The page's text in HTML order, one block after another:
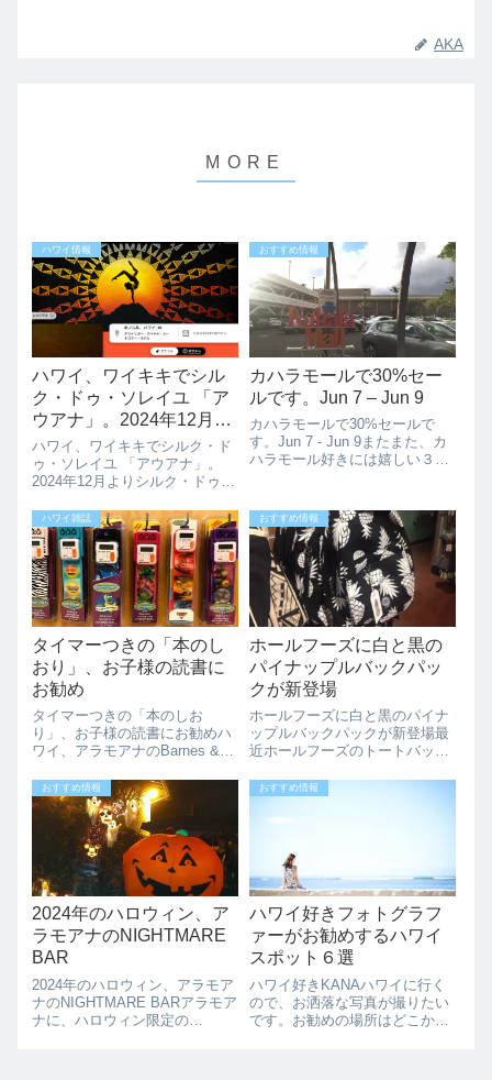
AKA
ハワイ情報
ハワイ、ワイキキでシル
ク・ドゥ・ソレイユ 「ア
ウアナ」。2024年12月よ
り
ハワイ、ワイキキでシルク・ド
ゥ・ソレイユ 「アウアナ」。
2024年12月よりシルク・ドゥ・
シルク・ドゥ・ソレイユの「ア
ウアナ」が、2024年12月より、
アウトリガー・ワイキキ・ビー
チコマー・ホテル内のシアター
に...
おすすめ情報
カハラモールで30%セー
ルです。Jun 7 – Jun 9
カハラモールで30%セールで
す。Jun 7 - Jun 9またまた、カ
ハラモール好きには嬉しい３
商品がなんと30%OFFで購入で
きちゃいますよ。6/6(金)〜
6/9(日)だけなので、こ...
ハワイ雑誌
タイマーつきの「本のし
おり」、お子様の読書に
お勧め
タイマーつきの「本のしお
り」、お子様の読書にお勧めハ
ワイ、アラモアナのBarnes &
ーブル）でタイマーつきのしお
りが売ってます。ハワイでは小
さいお子さんが学校の読書の宿
題で時間を計る時に使っていた
りします...
おすすめ情報
ホールフーズに白と黒の
パイナップルバックパッ
クが新登場
ホールフーズに白と黒のパイナ
ップルバックパックが新登場最
近ホールフーズのトートバッグ
たが、ブラックのパイナップル
た。今まではトートバックばか
ですね、ポケット...
おすすめ情報
2024年のハロウィン、ア
ラモアナのNIGHTMARE
BAR
2024年のハロウィン、アラモア
ナのNIGHTMARE BARアラモア
ナに、ハロウィン限定の
おすすめ情報
ハワイ好きフォトグラフ
ァーがお勧めするハワイ
スポット６選
ハワイ好きKANAハワイに行く
ので、お洒落な写真が撮りたい
です。お勧めの場所はどこかあ